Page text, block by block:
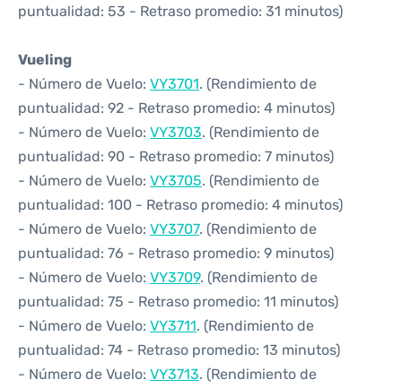
puntualidad: 53 - Retraso promedio: 31 minutos)
Vueling
- Número de Vuelo: VY3701. (Rendimiento de
puntualidad: 92 - Retraso promedio: 4 minutos)
- Número de Vuelo: VY3703. (Rendimiento de
puntualidad: 90 - Retraso promedio: 7 minutos)
- Número de Vuelo: VY3705. (Rendimiento de
puntualidad: 100 - Retraso promedio: 4 minutos)
- Número de Vuelo: VY3707. (Rendimiento de
puntualidad: 76 - Retraso promedio: 9 minutos)
- Número de Vuelo: VY3709. (Rendimiento de
puntualidad: 75 - Retraso promedio: 11 minutos)
- Número de Vuelo: VY3711. (Rendimiento de
puntualidad: 74 - Retraso promedio: 13 minutos)
- Número de Vuelo: VY3713. (Rendimiento de